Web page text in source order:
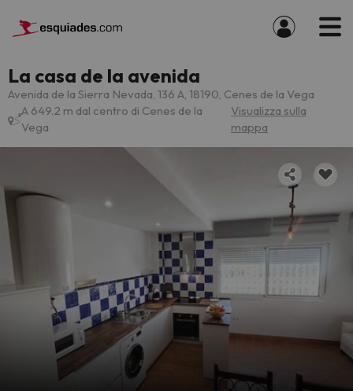
La casa de la avenida
Avenida de la Sierra Nevada, 136 A, 18190, Cenes de la Vega
A 649.2 m dal centro di Cenes de la
Vega
Visualizza sulla
mappa